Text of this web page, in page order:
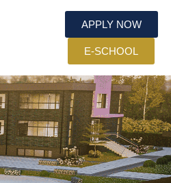
APPLY NOW
E-SCHOOL